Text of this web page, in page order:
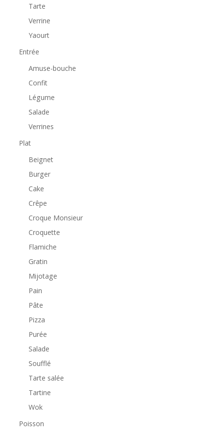
Tarte
Verrine
Yaourt
Entrée
Amuse-bouche
Confit
Légume
Salade
Verrines
Plat
Beignet
Burger
Cake
Crêpe
Croque Monsieur
Croquette
Flamiche
Gratin
Mijotage
Pain
Pâte
Pizza
Purée
Salade
Soufflé
Tarte salée
Tartine
Wok
Poisson